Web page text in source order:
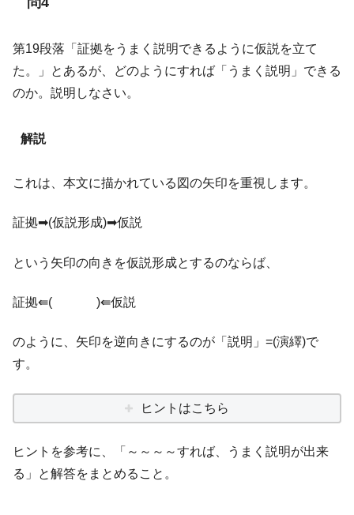
第19段落「証拠をうまく説明できるように仮説を立て
た。」とあるが、どのようにすれば「うまく説明」できる
のか。説明しなさい。
解説
これは、本文に描かれている図の矢印を重視します。
証拠➡(仮説形成)➡仮説
という矢印の向きを仮説形成とするのならば、
証拠⇚( )⇚仮説
のように、矢印を逆向きにするのが「説明」=(演繹)で
す。
ヒントはこちら
ヒントを参考に、「～～～～すれば、うまく説明が出来
る」と解答をまとめること。